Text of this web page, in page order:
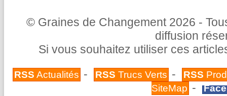
© Graines de Changement 2026 -
diffusion
Si vous souhaitez utiliser ces
RSS Actualités - RSS Trucs Verts - RSS
SiteMap -